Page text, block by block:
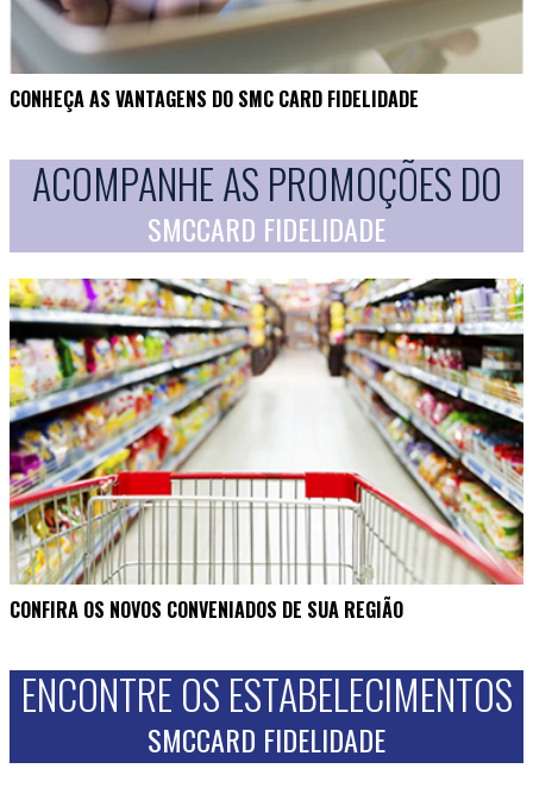
CONHEÇA AS VANTAGENS DO SMC CARD FIDELIDADE
ACOMPANHE AS PROMOÇÕES DO
SMCCARD FIDELIDADE
CONFIRA OS NOVOS CONVENIADOS DE SUA REGIÃO
ENCONTRE OS ESTABELECIMENTOS
SMCCARD FIDELIDADE